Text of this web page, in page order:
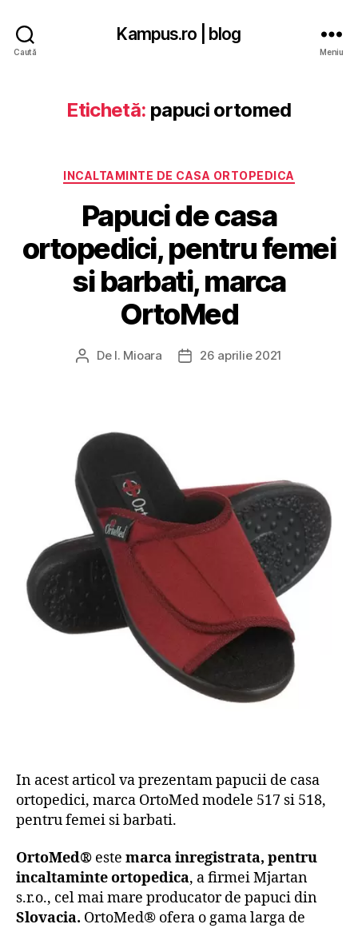
Caută
Kampus.ro | blog
Meniu
Etichetă: papuci ortomed
Categorii
INCALTAMINTE DE CASA ORTOPEDICA
Papuci de casa
ortopedici, pentru femei
si barbati, marca
OrtoMed
Autor
De I. Mioara
Dată26 aprilie 2021
In acest articol va prezentam papucii de casa
ortopedici, marca OrtoMed modele 517 si 518,
pentru femei si barbati.
OrtoMed® este marca inregistrata, pentru
incaltaminte ortopedica, a firmei Mjartan
s.r.o., cel mai mare producator de papuci din
Slovacia. OrtoMed® ofera o gama larga de